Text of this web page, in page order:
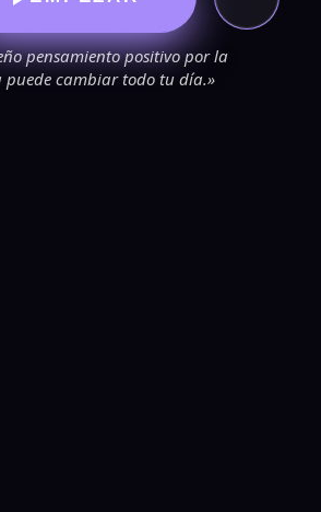
pensamiento positivo por la
cambiar todo tu día.»